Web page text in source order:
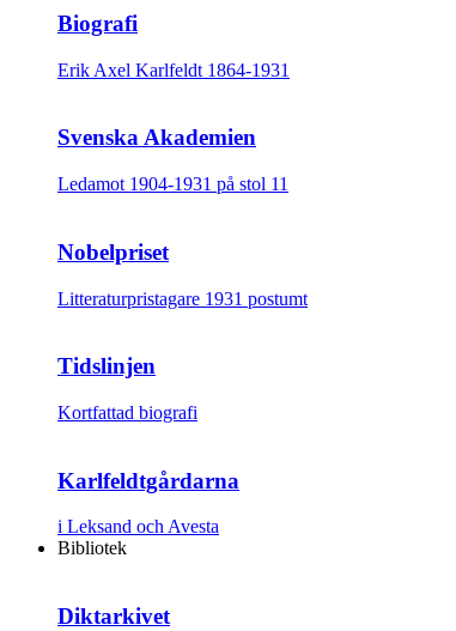
Biografi
Erik Axel Karlfeldt 1864-1931
Svenska Akademien
Ledamot 1904-1931 på stol 11
Nobelpriset
Litteraturpristagare 1931 postumt
Tidslinjen
Kortfattad biografi
Karlfeldtgårdarna
i Leksand och Avesta
Bibliotek
Diktarkivet